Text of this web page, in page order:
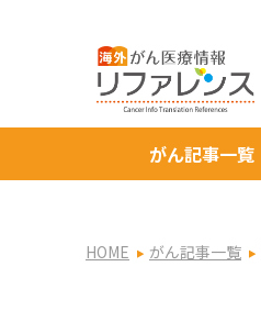
がん記事一覧
HOME がん記事一覧